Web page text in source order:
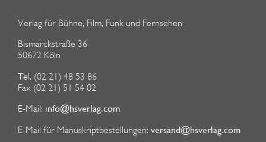
Verlag für Bühne, Film, Funk und Fernsehen
Bismarckstraße 36
50672 Köln
Tel. (02 21) 48 53 86
Fax (02 21) 51 54 02
E-Mail: info@hsverlag.com
E-Mail für Manuskriptbestellungen: versand@hsverlag.com